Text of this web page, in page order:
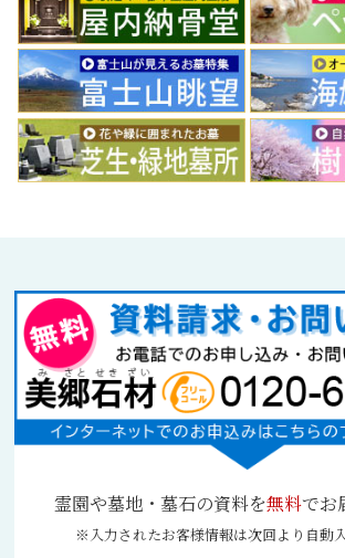
霊園や墓地・墓石の資料を無料でお
※入力されたお客様情報は次回より自動